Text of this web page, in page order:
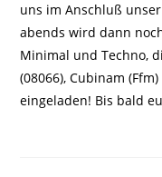
uns im Anschluß
abends wird dann
Minimal und Techno,
(08066), Cubinam
eingeladen! Bis bald